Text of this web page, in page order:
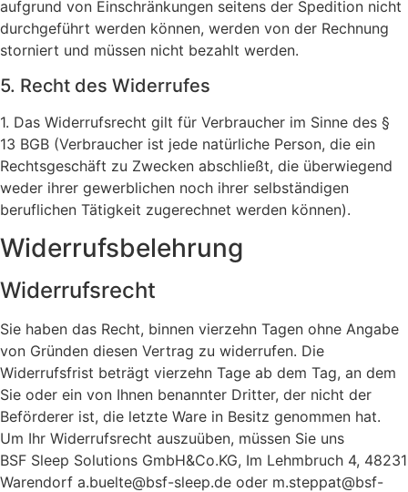
aufgrund von Einschränkungen seitens der Spedition nicht
durchgeführt werden können, werden von der Rechnung
storniert und müssen nicht bezahlt werden.
5. Recht des Widerrufes
1. Das Widerrufsrecht gilt für Verbraucher im Sinne des §
13 BGB (Verbraucher ist jede natürliche Person, die ein
Rechtsgeschäft zu Zwecken abschließt, die überwiegend
weder ihrer gewerblichen noch ihrer selbständigen
beruflichen Tätigkeit zugerechnet werden können).
Widerrufsbelehrung
Widerrufsrecht
Sie haben das Recht, binnen vierzehn Tagen ohne Angabe
von Gründen diesen Vertrag zu widerrufen. Die
Widerrufsfrist beträgt vierzehn Tage ab dem Tag, an dem
Sie oder ein von Ihnen benannter Dritter, der nicht der
Beförderer ist, die letzte Ware in Besitz genommen hat.
Um Ihr Widerrufsrecht auszuüben, müssen Sie uns
BSF Sleep Solutions GmbH&Co.KG, Im Lehmbruch 4, 48231
Warendorf a.buelte@bsf-sleep.de oder m.steppat@bsf-